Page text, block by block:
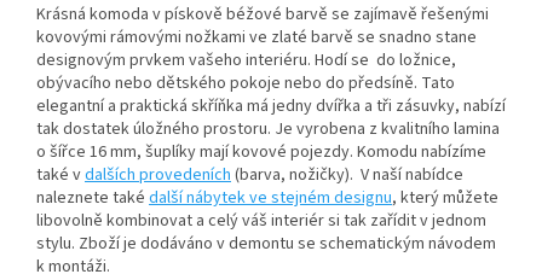
Krásná komoda v pískově béžové barvě se zajímavě řešenými
kovovými rámovými nožkami ve zlaté barvě se snadno stane
designovým prvkem vašeho interiéru. Hodí se do ložnice,
obývacího nebo dětského pokoje nebo do předsíně. Tato
elegantní a praktická skříňka má jedny dvířka a tři zásuvky, nabízí
tak dostatek úložného prostoru. Je vyrobena z kvalitního lamina
o šířce 16 mm, šuplíky mají kovové pojezdy. Komodu nabízíme
také vdalších provedeních (barva, nožičky). V naší nabídce
naleznete také další nábytek ve stejném designu, který můžete
libovolně kombinovat a celý váš interiér si tak zařídit v jednom
stylu. Zboží je dodáváno v demontu se schematickým návodem
k montáži.